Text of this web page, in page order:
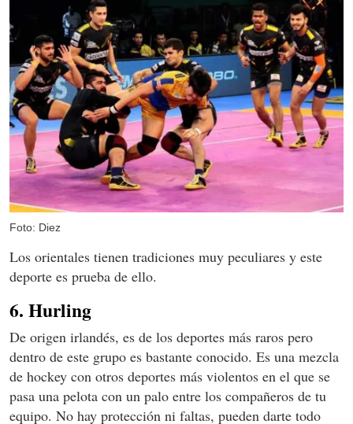
Foto: Diez
Los orientales tienen tradiciones muy peculiares y este
deporte es prueba de ello.
6. Hurling
De origen irlandés, es de los deportes más raros pero
dentro de este grupo es bastante conocido. Es una mezcla
de hockey con otros deportes más violentos en el que se
pasa una pelota con un palo entre los compañeros de tu
equipo. No hay protección ni faltas, pueden darte todo